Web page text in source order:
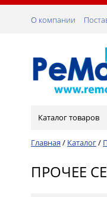
О компании
Каталог товаров
Главная / Каталог/
ПРОЧЕЕ